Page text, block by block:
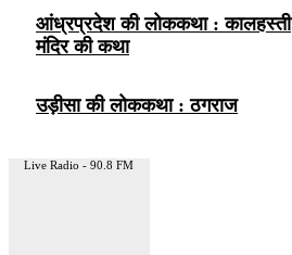
आंध्रप्रदेश की लोककथा : कालहस्ती
मंदिर की कथा
उड़ीसा की लोककथा : ठगराज
Live Radio - 90.8 FM